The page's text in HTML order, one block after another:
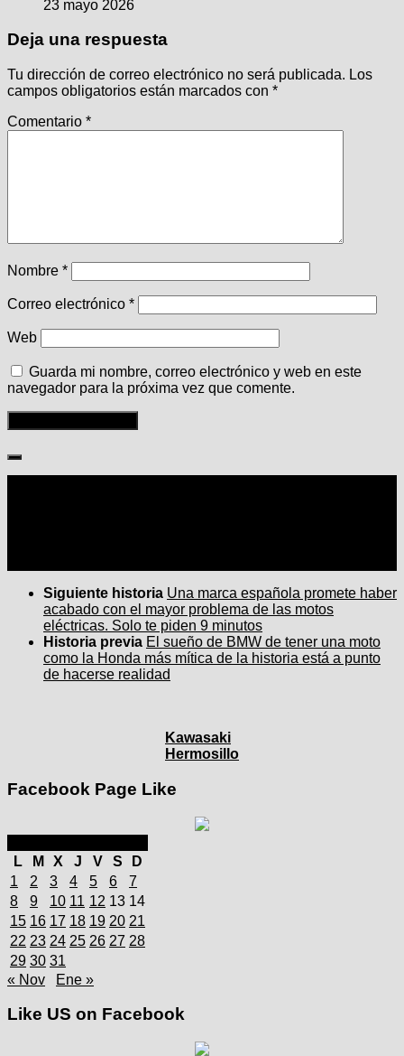
23 mayo 2026
Deja una respuesta
Tu dirección de correo electrónico no será publicada. Los
campos obligatorios están marcados con *
Comentario *
Nombre *
Correo electrónico *
Web
Guarda mi nombre, correo electrónico y web en este
navegador para la próxima vez que comente.
Siguiente historia Una marca española promete haber
acabado con el mayor problema de las motos
eléctricas. Solo te piden 9 minutos
Historia previa El sueño de BMW de tener una moto
como la Honda más mítica de la historia está a punto
de hacerse realidad
Kawasaki
Hermosillo
Facebook Page Like
L
M X J V S
D
1
2 3 4 5 6
7
8
9 10 11 12 13 14
15 16 17 18 19 20 21
22 23 24 25 26 27 28
29 30 31
« Nov
Ene »
Like US on Facebook